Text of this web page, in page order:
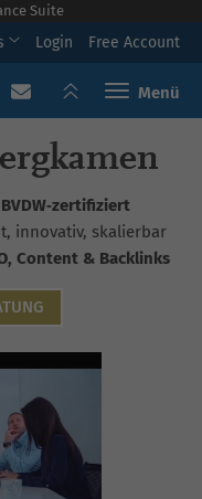
Suite
Login Free Account
Toggle
innovativ, skalierbar
Content & Backlinks